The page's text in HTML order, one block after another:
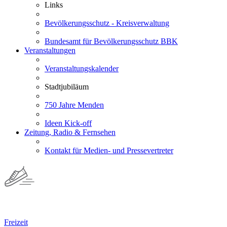
Links
Bevölkerungsschutz - Kreisverwaltung
Bundesamt für Bevölkerungsschutz BBK
Veranstaltungen
Veranstaltungskalender
Stadtjubiläum
750 Jahre Menden
Ideen Kick-off
Zeitung, Radio & Fernsehen
Kontakt für Medien- und Pressevertreter
Freizeit